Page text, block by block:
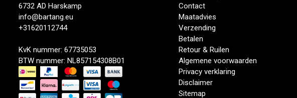
6732 AD Harskamp
info@bartang.eu
+31620112744
KvK nummer: 67735053
BTW nummer: NL857154308B01
Contact
Maatadvies
Verzending
Betalen
Retour & Ruilen
Algemene voorwaarden
Privacy verklaring
Disclaimer
Sitemap